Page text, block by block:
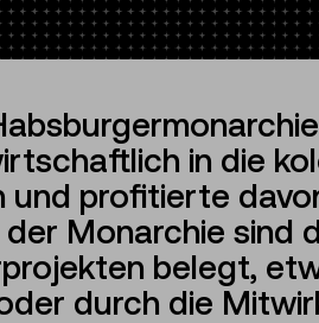
in die
und profitierte
Monarchie sind
belegt,
durch die